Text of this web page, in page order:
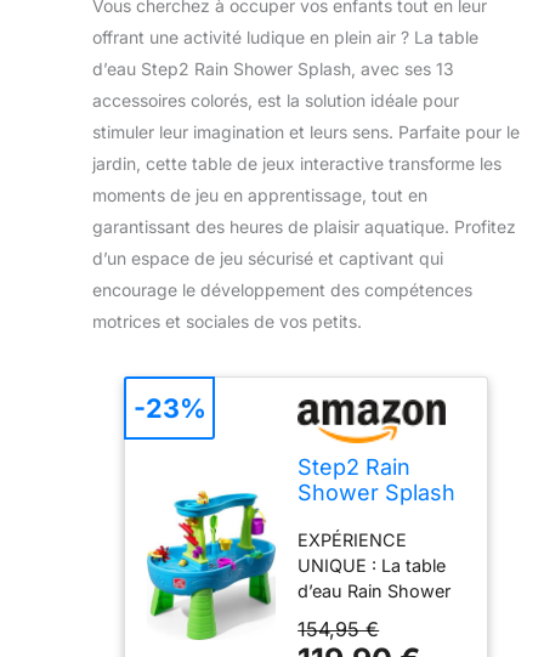
Vous cherchez à occuper vos enfants tout en leur
offrant une activité ludique en plein air ? La table
d’eau Step2 Rain Shower Splash, avec ses 13
accessoires colorés, est la solution idéale pour
stimuler leur imagination et leurs sens. Parfaite pour le
jardin, cette table de jeux interactive transforme les
moments de jeu en apprentissage, tout en
garantissant des heures de plaisir aquatique. Profitez
d’un espace de jeu sécurisé et captivant qui
encourage le développement des compétences
motrices et sociales de vos petits.
Step2 Rain
Shower Splash
avec 13
Accessoires -
Bleu & Vert |
Jeu extérieur
Aquatique |
EXPÉRIENCE
UNIQUE : La table
d’eau Rain Shower
d'été idéal qui
154,95 €
-23%